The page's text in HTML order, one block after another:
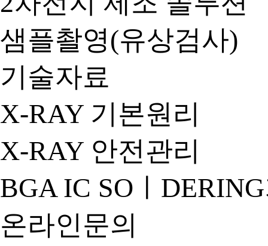
샘플촬영(유상검사)
기술자료
X-RAY 기본원리
X-RAY 안전관리
BGA IC SOㅣ
온라인문의